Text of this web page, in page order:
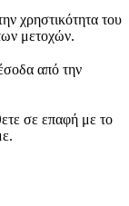
χρηστικότητα του
μετοχών.
από την
σε επαφή με το